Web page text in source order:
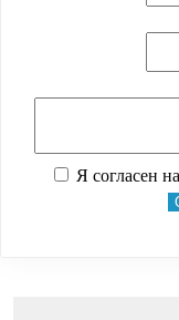
Я согласен на